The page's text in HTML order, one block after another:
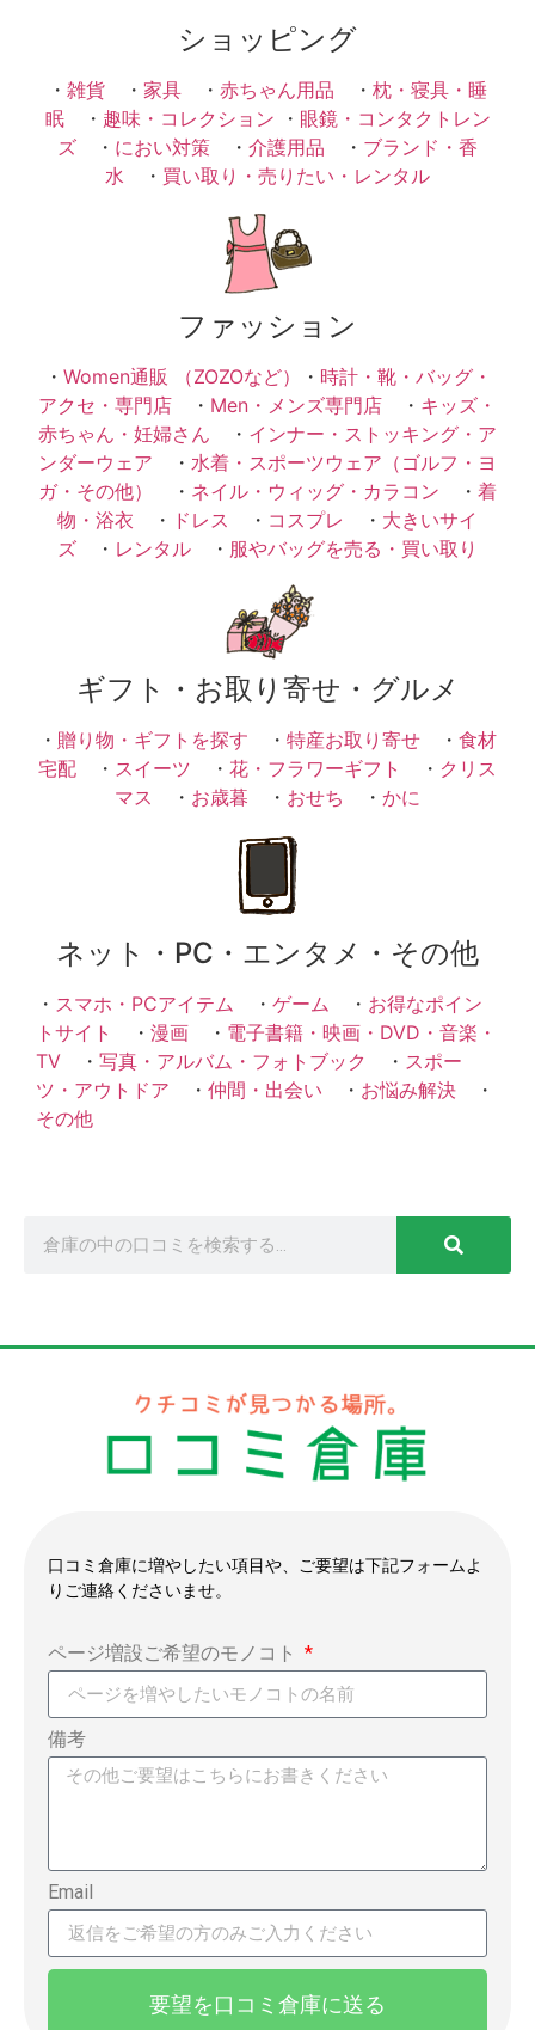
ショッピング
・ 雑貨 ・ 家具 ・ 赤ちゃん用品 ・ 枕・寝具・睡
眠・ 趣味・コレクション ・ 眼鏡・コンタクトレン
ズ ・ におい対策 ・ 介護用品 ・ ブランド・香
水 ・ 買い取り・売りたい・レンタル
ファッション
・ Women通販 （ZOZOなど） ・ 時計・靴・バッグ・
アクセ・専門店 ・ Men・メンズ専門店 ・ キッズ・
赤ちゃん・妊婦さん ・ インナー・ストッキング・ア
ンダーウェア ・ 水着・スポーツウェア（ゴルフ・ヨ
ガ・その他）
・ ネイル・ウィッグ・カラコン ・ 着
物・浴衣 ・ ドレス ・ コスプレ ・ 大きいサイ
ズ ・ レンタル ・ 服やバッグを売る・買い取り
ギフト・お取り寄せ・グルメ
・ 贈り物・ギフトを探す ・ 特産お取り寄せ ・ 食材
宅配 ・ スイーツ ・ 花・フラワーギフト ・ クリス
マス ・ お歳暮 ・ おせち ・ かに
ネット・PC・エンタメ・その他
・ スマホ・PCアイテム ・ ゲーム ・ お得なポイン
トサイト
・ 漫画 ・ 電子書籍・映画・DVD・音楽・
TV ・ 写真・アルバム・フォトブック ・ スポー
ツ・アウトドア ・ 仲間・出会い ・ お悩み解決 ・
その他
口コミ倉庫に増やしたい項目や、ご要望は下記フォームよ
りご連絡くださいませ。
ページ増設ご希望のモノコト
備考
Email
要望を口コミ倉庫に送る